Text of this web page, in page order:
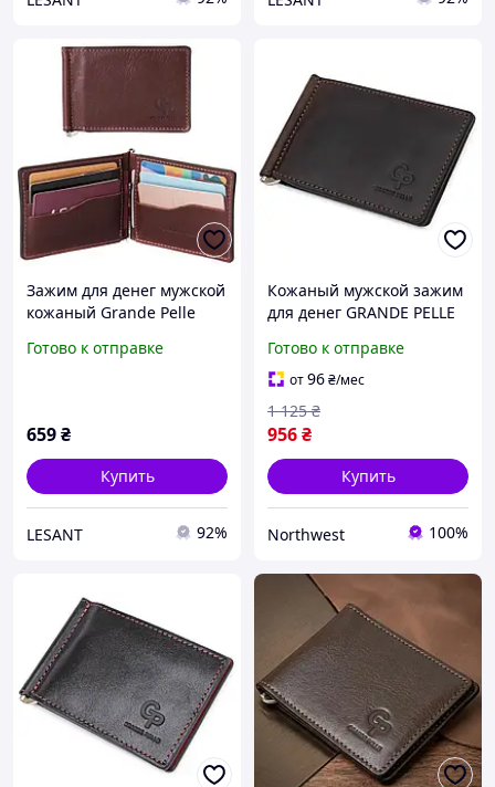
Зажим для денег мужской
кожаный Grande Pelle
Готово к отправке
659₴
Купить
LESANT 92%
Кожаный мужской зажим
для денег GRANDE PELLE
Готово к отправке
от96₴/мес
956₴
1 125 ₴
Купить
Northwest 100%